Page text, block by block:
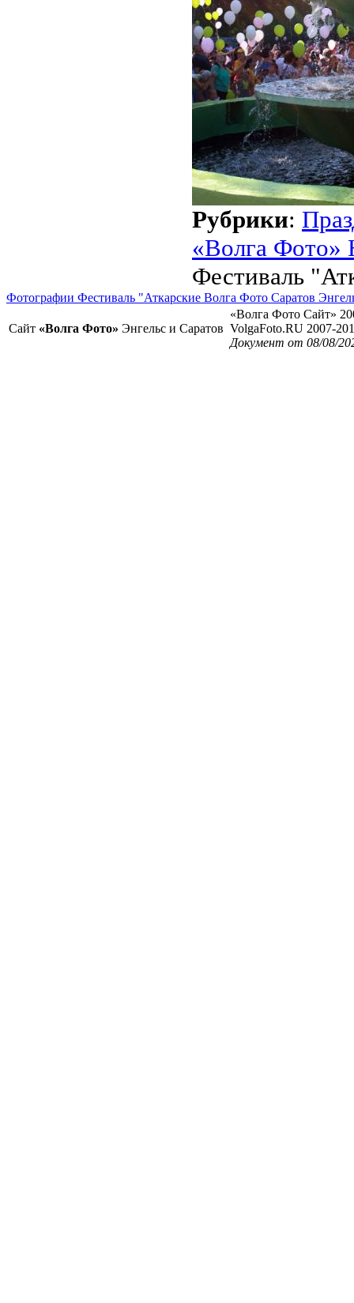
Рубрики:
«Волга Фото»
Фестиваль
Фотографии Фестиваль "Аткарские Волга Фото Саратов
Сайт «Волга Фото» Энгельс и Саратов
«Волга Фото Сайт»
VolgaFoto.RU 2007-
Документ от 08/08/